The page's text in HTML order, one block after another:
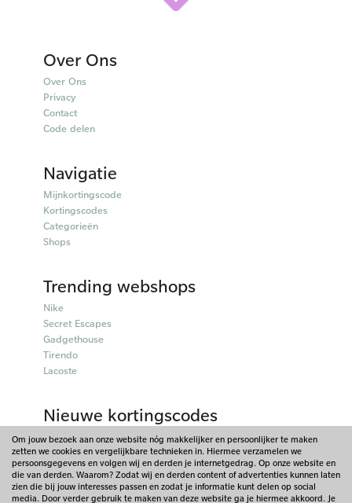
Over Ons
Over Ons
Privacy
Contact
Code delen
Navigatie
Mijnkortingscode
Kortingscodes
Categorieën
Shops
Trending webshops
Nike
Secret Escapes
Gadgethouse
Tirendo
Lacoste
Nieuwe kortingscodes
Parfumado kortingscodes
Fitpen kortingscodes
Tiqets kortingscodes
Charles & Keith kortingscodes
Lookfantastic kortingscodes
Om jouw bezoek aan onze website nóg makkelijker en persoonlijker te maken
zetten we cookies en vergelijkbare technieken in. Hiermee verzamelen we
persoonsgegevens en volgen wij en derden je internetgedrag. Op onze website en
die van derden. Waarom? Zodat wij en derden content of advertenties kunnen laten
zien die bij jouw interesses passen en zodat je informatie kunt delen op social
media. Door verder gebruik te maken van deze website ga je hiermee akkoord. Je